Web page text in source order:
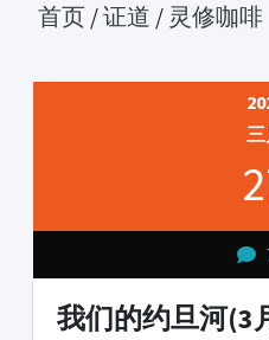
首页 /证道 / 灵修咖啡
三
我们的约旦河(3